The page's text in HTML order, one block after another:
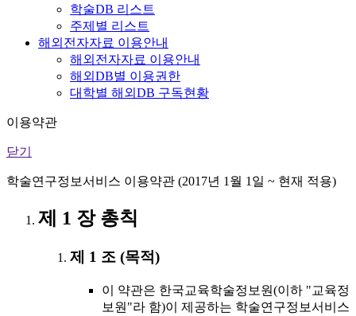
학술DB 리스트
주제별 리스트
해외전자자료 이용안내
해외전자자료 이용안내
해외DB별 이용권한
대학별 해외DB 구독현황
이용약관
닫기
학술연구정보서비스 이용약관 (2017년 1월 1일 ~ 현재 적용)
제 1 장 총칙
제 1 조 (목적)
이 약관은 한국교육학술정보원(이하 "교육정
보원"라 함)이 제공하는 학술연구정보서비스